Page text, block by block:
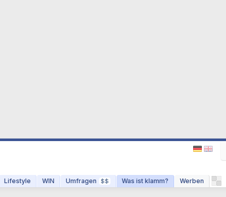
Lifestyle WIN Umfragen $$ Was ist klamm? Werben